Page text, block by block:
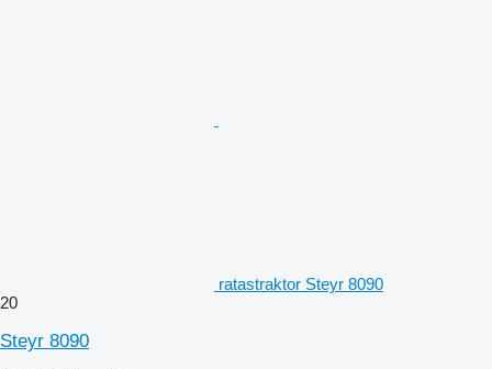
ratastraktor Steyr 8090
20
Steyr 8090